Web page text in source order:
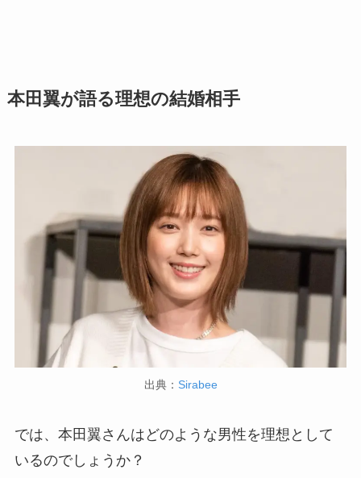
本田翼が語る理想の結婚相手
出典： Sirabee
では、本田翼さんはどのような男性を理想として
いるのでしょうか？